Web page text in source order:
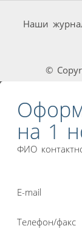
Наши
©
на 1
ФИО
E-mail
Телефон/факс